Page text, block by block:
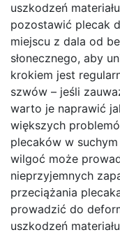
uszkodzeń
pozostawić plecak
miejscu z dala od
słonecznego, aby
krokiem jest
szwów – jeśli
warto je naprawić
większych
plecaków w
wilgoć może
nieprzyjemnych
przeciążania
prowadzić do
uszkodzeń